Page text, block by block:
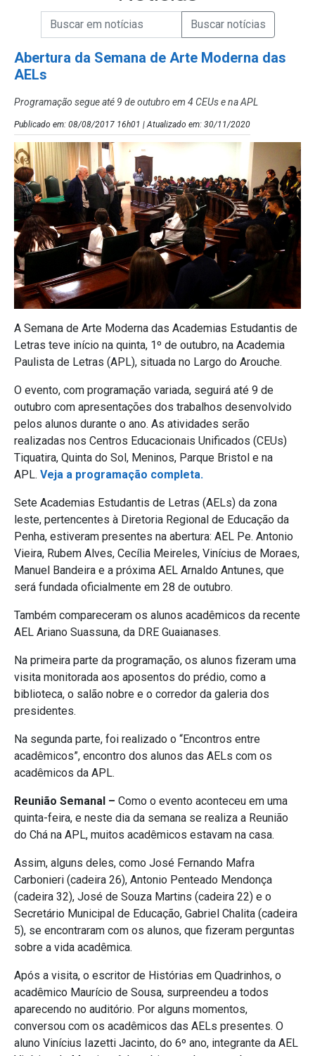
Campo de Busca de Notícias
Campo de Busca de informaçõesEnviar a Busca de Notícias
Abertura da Semana de Arte Moderna das
AELs
Programação segue até 9 de outubro em 4 CEUs e na APL
Publicado em: 08/08/2017 16h01 | Atualizado em: 30/11/2020
A Semana de Arte Moderna das Academias Estudantis de
Letras teve início na quinta, 1º de outubro, na Academia
Paulista de Letras (APL), situada no Largo do Arouche.
O evento, com programação variada, seguirá até 9 de
outubro com apresentações dos trabalhos desenvolvido
pelos alunos durante o ano. As atividades serão
realizadas nos Centros Educacionais Unificados (CEUs)
Tiquatira, Quinta do Sol, Meninos, Parque Bristol e na
APL. Veja a programação completa.
Sete Academias Estudantis de Letras (AELs) da zona
leste, pertencentes à Diretoria Regional de Educação da
Penha, estiveram presentes na abertura: AEL Pe. Antonio
Vieira, Rubem Alves, Cecília Meireles, Vinícius de Moraes,
Manuel Bandeira e a próxima AEL Arnaldo Antunes, que
será fundada oficialmente em 28 de outubro.
Também compareceram os alunos acadêmicos da recente
AEL Ariano Suassuna, da DRE Guaianases.
Na primeira parte da programação, os alunos fizeram uma
visita monitorada aos aposentos do prédio, como a
biblioteca, o salão nobre e o corredor da galeria dos
presidentes.
Na segunda parte, foi realizado o “Encontros entre
acadêmicos”, encontro dos alunos das AELs com os
acadêmicos da APL.
Reunião Semanal – Como o evento aconteceu em uma
quinta-feira, e neste dia da semana se realiza a Reunião
do Chá na APL, muitos acadêmicos estavam na casa.
Assim, alguns deles, como José Fernando Mafra
Carbonieri (cadeira 26), Antonio Penteado Mendonça
(cadeira 32), José de Souza Martins (cadeira 22) e o
Secretário Municipal de Educação, Gabriel Chalita (cadeira
5), se encontraram com os alunos, que fizeram perguntas
sobre a vida acadêmica.
Após a visita, o escritor de Histórias em Quadrinhos, o
acadêmico Maurício de Sousa, surpreendeu a todos
aparecendo no auditório. Por alguns momentos,
conversou com os acadêmicos das AELs presentes. O
aluno Vinícius Iazetti Jacinto, do 6º ano, integrante da AEL